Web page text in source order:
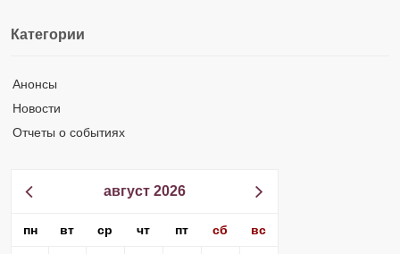
Категории
Анонсы
Новости
Отчеты о событиях
август 2026
пн вт ср чт пт сб вс